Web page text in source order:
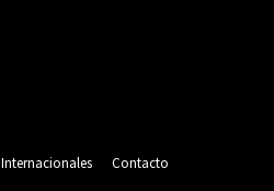
Internacionales Contacto